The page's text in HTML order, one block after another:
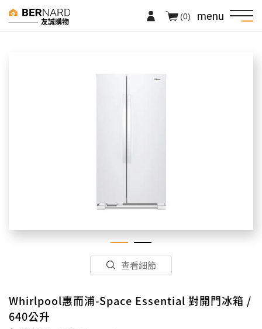
友誠購物 menu
(0)
查看細節
Whirlpool惠而浦-Space Essential 對開門冰箱 /
640公升